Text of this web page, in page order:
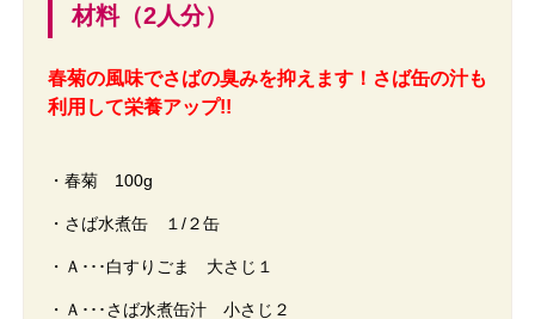
材料（2人分）
春菊の風味でさばの臭みを抑えます！さば缶の汁も
利用して栄養アップ!!
・春菊 100g
・さば水煮缶 １/２缶
・Ａ･･･白すりごま 大さじ１
・Ａ･･･さば水煮缶汁 小さじ２